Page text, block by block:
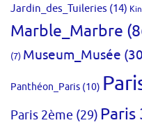
Jardin_des_Tuileries (14)
Marble_Marbre
(7) Museum_Musée
Panthéon_Paris (10)
Paris 2ème (29) Paris